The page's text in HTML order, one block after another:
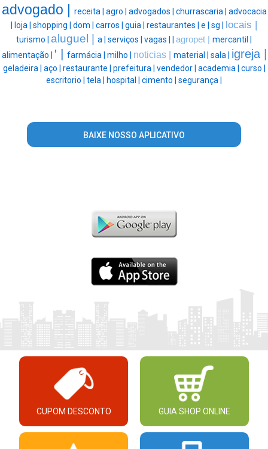
advogado | receita | agro | advogados | churrascaria | advocacia
| loja | shopping | dom | carros | guia | restaurantes | e | sg | locais |
turismo | aluguel | a | serviços | vagas | | agropet | mercantil |
alimentação | ' | farmácia | milho | noticias | material | sala | igreja |
geladeira | aço | restaurante | prefeitura | vendedor | academia | curso |
escritorio | tela | hospital | cimento | segurança |
BAIXE NOSSO APLICATIVO
CUPOM DESCONTO GUIA SHOP ONLINE